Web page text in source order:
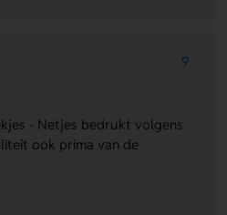
9
- Netjes bedrukt volgens
ook prima van de